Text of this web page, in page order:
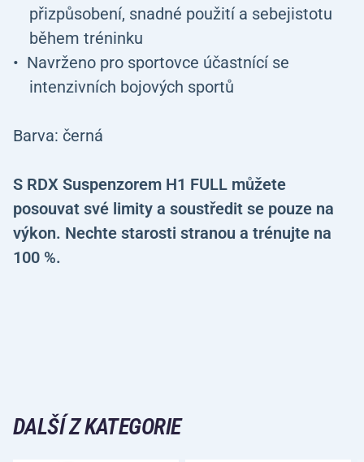
přizpůsobení, snadné použití a sebejistotu
během tréninku
Navrženo pro sportovce účastnící se
intenzivních bojových sportů
Barva: černá
S RDX Suspenzorem H1 FULL můžete
posouvat své limity a soustředit se pouze na
výkon. Nechte starosti stranou a trénujte na
100 %.
DALŠÍ Z KATEGORIE